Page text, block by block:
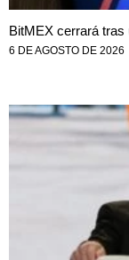
BitMEX cerrará tras
6 DE AGOSTO DE 2026